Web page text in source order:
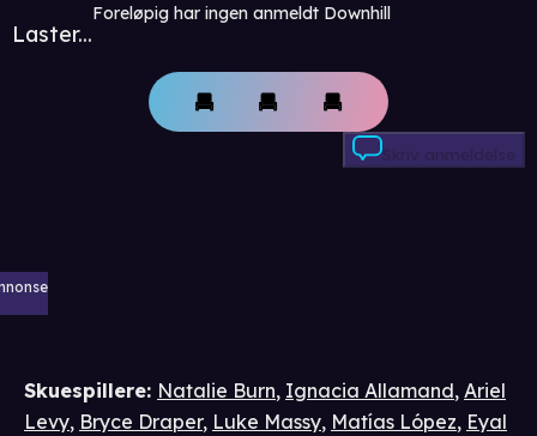
Laster...
Foreløpig har ingen anmeldt Downhill
Skriv anmeldelse
Skuespillere: Natalie Burn, Ignacia Allamand, Ariel
Levy, Bryce Draper, Luke Massy, Matías López, Eyal